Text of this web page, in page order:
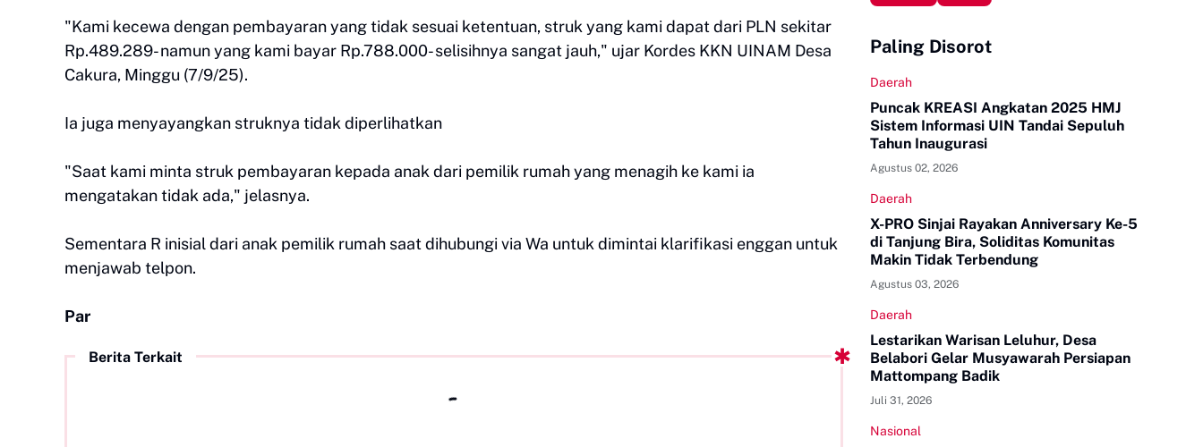
"Kami kecewa dengan pembayaran yang tidak sesuai ketentuan, struk yang kami dapat dari PLN sekitar
Rp.489.289- namun yang kami bayar Rp.788.000- selisihnya sangat jauh," ujar Kordes KKN UINAM Desa
Cakura, Minggu (7/9/25).
Ia juga menyayangkan struknya tidak diperlihatkan
"Saat kami minta struk pembayaran kepada anak dari pemilik rumah yang menagih ke kami ia
mengatakan tidak ada," jelasnya.
Sementara R inisial dari anak pemilik rumah saat dihubungi via Wa untuk dimintai klarifikasi enggan untuk
menjawab telpon.
Par
Berita Terkait
Paling Disorot
Daerah
Puncak KREASI Angkatan 2025 HMJ
Sistem Informasi UIN Tandai Sepuluh
Tahun Inaugurasi
Agustus 02, 2026
Daerah
X-PRO Sinjai Rayakan Anniversary Ke-5
di Tanjung Bira, Soliditas Komunitas
Makin Tidak Terbendung
Agustus 03, 2026
Daerah
Lestarikan Warisan Leluhur, Desa
Belabori Gelar Musyawarah Persiapan
Mattompang Badik
Juli 31, 2026
Nasional